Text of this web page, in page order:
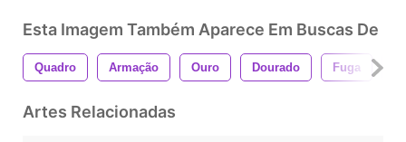
Esta Imagem Também Aparece Em Buscas De
Quadro Armação Ouro Dourado Fuga
Artes Relacionadas